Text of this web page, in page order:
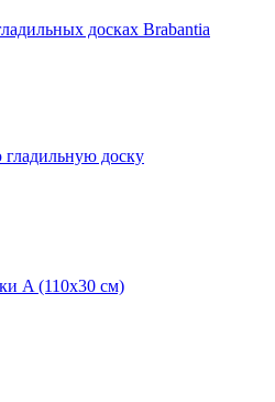
досках Brabantia
доску
A (110х30 см)